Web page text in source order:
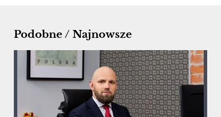
Podobne / Najnowsze